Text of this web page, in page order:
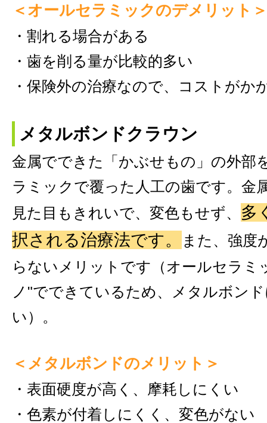
＜オールセラミックのデメリット＞
・割れる場合がある
・歯を削る量が比較的多い
・保険外の治療なので、コストがか
メタルボンドクラウン
金属でできた「かぶせもの」の外部
ラミックで覆った人工の歯です。金
見た目もきれいで、変色もせず、 多
択される治療法です。
また、強度
らないメリットです（オールセラミ
ノ"でできているため、メタルボン
い）。
＜メタルボンドのメリット＞
・表面硬度が高く、摩耗しにくい
・色素が付着しにくく、変色がない